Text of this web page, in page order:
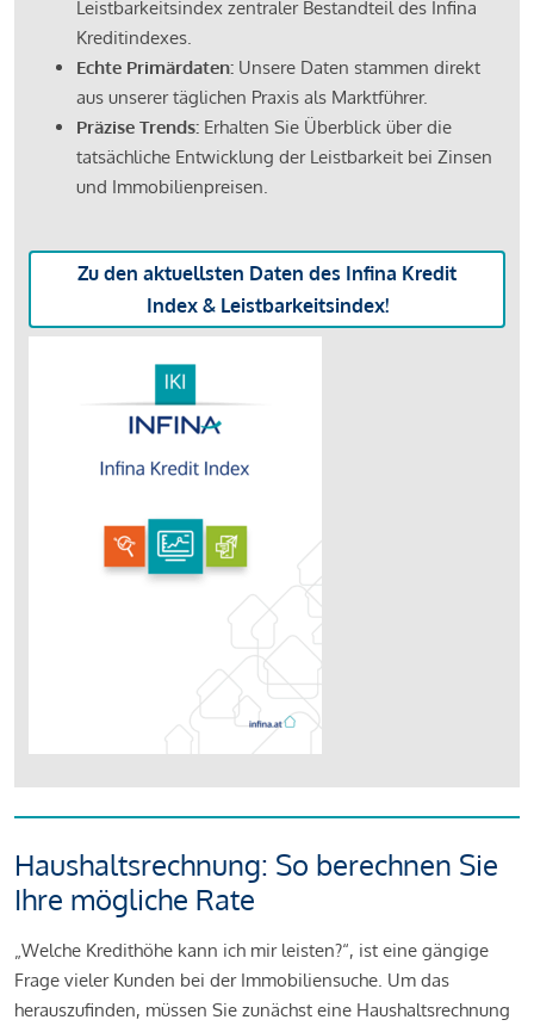
Leistbarkeitsindex zentraler Bestandteil des Infina
Kreditindexes.
Echte Primärdaten: Unsere Daten stammen direkt
aus unserer täglichen Praxis als Marktführer.
Präzise Trends: Erhalten Sie Überblick über die
tatsächliche Entwicklung der Leistbarkeit bei Zinsen
und Immobilienpreisen.
Zu den aktuellsten Daten des Infina Kredit
Index & Leistbarkeitsindex!
Haushaltsrechnung: So berechnen Sie
Ihre mögliche Rate
„Welche Kredithöhe kann ich mir leisten?“, ist eine gängige
Frage vieler Kunden bei der Immobiliensuche. Um das
herauszufinden, müssen Sie zunächst eine Haushaltsrechnung